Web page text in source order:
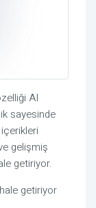
AI
sayesinde
gelişmiş
getiriyor.
getiriyor